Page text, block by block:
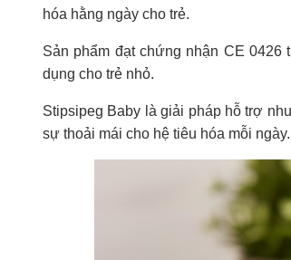
hóa hằng ngày cho trẻ.
Sản phẩm đạt chứng nhận CE
dụng cho trẻ nhỏ.
Stipsipeg Baby là giải pháp hỗ trợ
sự thoải mái cho hệ tiêu hóa mỗi ngày.